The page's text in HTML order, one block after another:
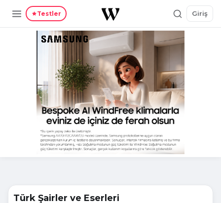
Testler Giriş
Türk Şairler ve Eserleri